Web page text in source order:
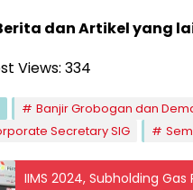
dan Artikel yang
Views: 334
Banjir Grobogan dan
Secretary SIG
IIMS 2024, Subholding Gas